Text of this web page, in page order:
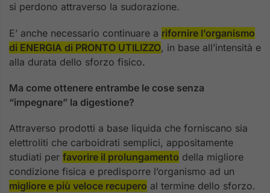
si perdono attraverso la sudorazione.
E’ anche necessario continuare a rifornire l’organismo
di ENERGIA di PRONTO UTILIZZO, in base all’intensità e
alla durata dello sforzo fisico.
Ma come ottenere entrambe le cose senza
“impegnare” la digestione?
Attraverso prodotti a base liquida che forniscano sia
elettroliti che carboidrati semplici, appositamente
studiati per favorire il prolungamento della migliore
condizione fisica e predisporre l’organismo ad un
migliore e più veloce recupero al termine dello sforzo.